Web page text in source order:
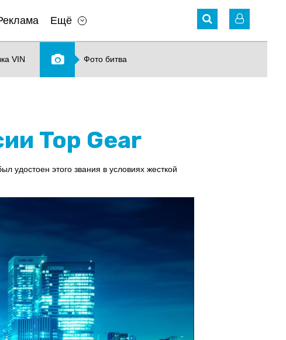
Ещё
VIN Фото битва
Top Gear
удостоен этого звания в условиях жесткой